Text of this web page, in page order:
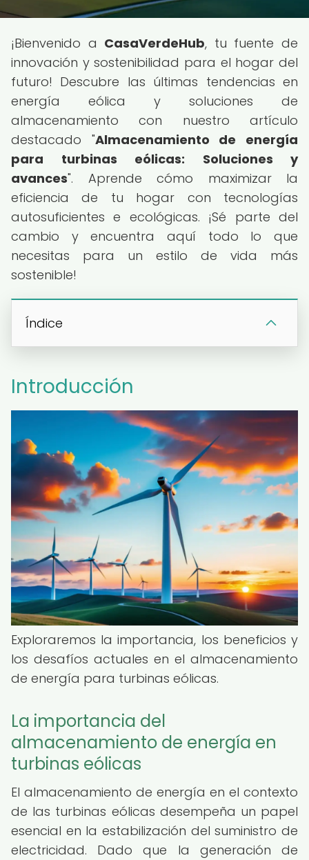
¡Bienvenido a CasaVerdeHub, tu fuente de
innovación y sostenibilidad para el hogar del
futuro! Descubre las últimas tendencias en
energía eólica y soluciones de
almacenamiento con nuestro artículo
destacado "Almacenamiento de energía
para turbinas eólicas: Soluciones y
avances". Aprende cómo maximizar la
eficiencia de tu hogar con tecnologías
autosuficientes e ecológicas. ¡Sé parte del
cambio y encuentra aquí todo lo que
necesitas para un estilo de vida más
sostenible!
Índice
Introducción
Exploraremos la importancia, los beneficios y
los desafíos actuales en el almacenamiento
de energía para turbinas eólicas.
La importancia del
almacenamiento de energía en
turbinas eólicas
El almacenamiento de energía en el contexto
de las turbinas eólicas desempeña un papel
esencial en la estabilización del suministro de
electricidad. Dado que la generación de